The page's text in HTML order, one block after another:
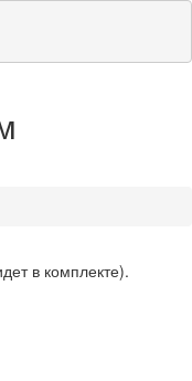
в комплекте).